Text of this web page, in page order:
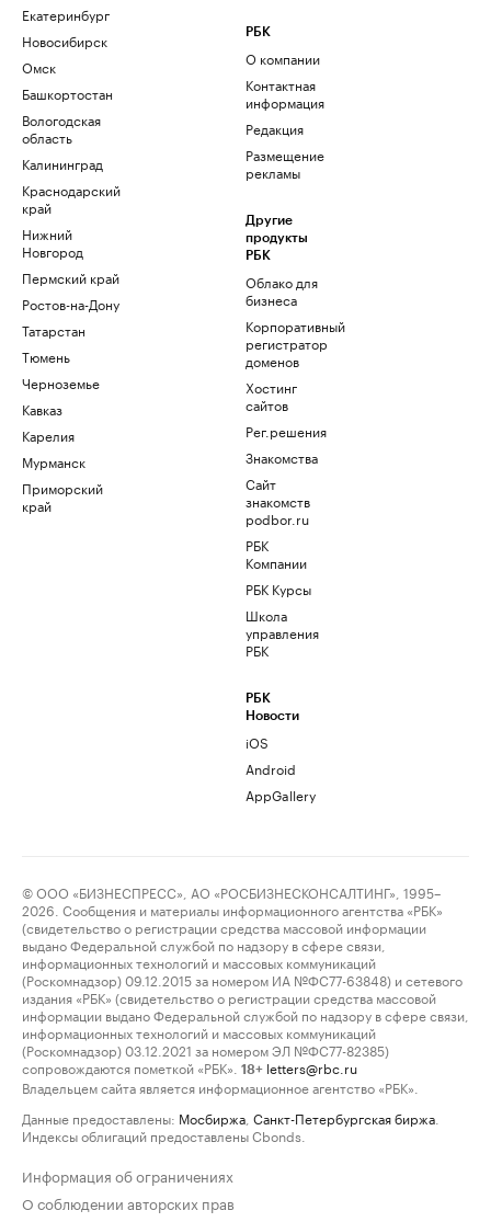
Екатеринбург
Новосибирск
Омск
Башкортостан
Вологодская
область
Калининград
Краснодарский
край
Нижний
Новгород
Пермский край
Ростов-на-Дону
Татарстан
Тюмень
Черноземье
Кавказ
Карелия
Мурманск
Приморский
край
РБК
О компании
Контактная
информация
Редакция
Размещение
рекламы
Другие
продукты
РБК
Облако для
бизнеса
Корпоративный
регистратор
доменов
Хостинг
сайтов
Рег.решения
Знакомства
Сайт
знакомств
podbor.ru
РБК
Компании
РБК Курсы
Школа
управления
РБК
РБК
Новости
iOS
Android
AppGallery
© ООО «БИЗНЕСПРЕСС», АО «РОСБИЗНЕСКОНСАЛТИНГ», 1995–
2026. Сообщения и материалы информационного агентства «РБК»
(свидетельство о регистрации средства массовой информации
выдано Федеральной службой по надзору в сфере связи,
информационных технологий и массовых коммуникаций
(Роскомнадзор) 09.12.2015 за номером ИА №ФС77-63848) и сетевого
издания «РБК» (свидетельство о регистрации средства массовой
информации выдано Федеральной службой по надзору в сфере связи,
информационных технологий и массовых коммуникаций
(Роскомнадзор) 03.12.2021 за номером ЭЛ №ФС77-82385)
сопровождаются пометкой «РБК».
18+ letters@rbc.ru
Владельцем сайта является информационное агентство «РБК».
Данные предоставлены: Мосбиржа Санкт-Петербургская биржа
Индексы облигаций предоставлены Cbonds.
Информация об ограничениях
О соблюдении авторских прав